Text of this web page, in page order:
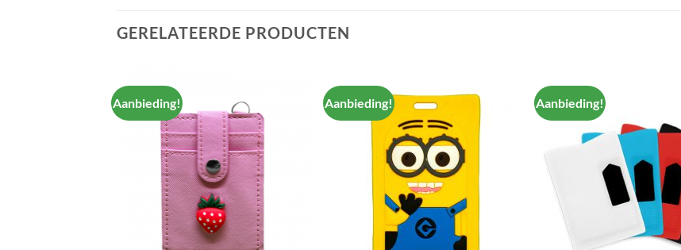
GERELATEERDE PRODUCTEN
Aanbieding! Aanbieding! Aanbieding!